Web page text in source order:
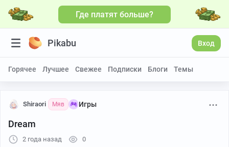
Где платят больше?
Pikabu Вход
Горячее Лучшее Свежее Подписки Блоги Темы
Shiraori Мяв Игры
Dream
2 года назад 0